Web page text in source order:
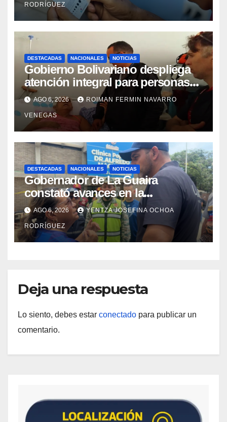
RODRÍGUEZ
DESTACADAS NACIONALES NOTICIAS
Gobierno Bolivariano despliega
atención integral para personas
con discapacidad en
campamentos de La Guaira
AGO 6, 2026 ROIMAN FERMIN NAVARRO
VENEGAS
DESTACADAS NACIONALES NOTICIAS
Gobernador de La Guaira
constató avances en la
rehabilitación del Hospitalito de
Catia la Mar
AGO 6, 2026 YENTZA JOSEFINA OCHOA
RODRÍGUEZ
Deja una respuesta
Lo siento, debes estar conectado para publicar un
comentario.